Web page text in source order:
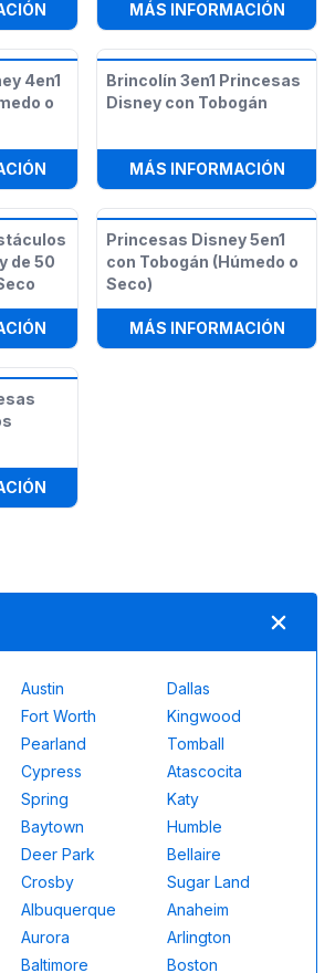
: CASTILLO ROSAMÁS INFORMACIÓN:
4en1
o
: EL MUNDO DE DISNEY 4EN1 CON
Brincolín 3en1 Princesas
Disney con Tobogán
MÁS INFORMACIÓN:
de 50
: TOBOGÁN CON OBSTÁCULOS
Princesas Disney 5en1
con Tobogán (Húmedo o
Seco)
MÁS INFORMACIÓN:
:
Austin
Dallas
Fort Worth
Kingwood
Pearland
Tomball
Cypress
Atascocita
Spring
Katy
Baytown
Humble
Deer Park
Bellaire
Crosby
Sugar Land
Albuquerque
Anaheim
Aurora
Arlington
Baltimore Boston